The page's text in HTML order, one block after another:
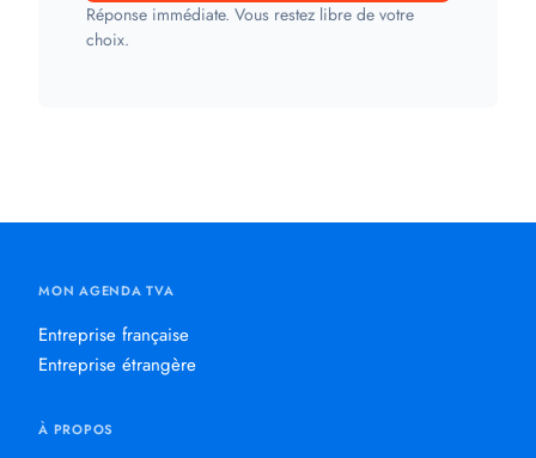
Réponse immédiate. Vous restez libre de votre
choix.
MON AGENDA TVA
Entreprise française
Entreprise étrangère
À PROPOS